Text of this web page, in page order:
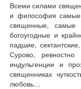
Всеми силами
и философия
священные, самые
богоугодные и
падшие,
Сурово, ревностно
индульгенции и
священниках
любовь…